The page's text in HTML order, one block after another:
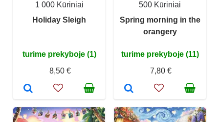
1 000 Kūriniai
Holiday Sleigh
turime prekyboje (1)
8,50 €
500 Kūriniai
Spring morning in the
orangery
turime prekyboje (11)
7,80 €